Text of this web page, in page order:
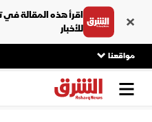
اقرأ هذه المقالة
للأخبار
مواقعنا